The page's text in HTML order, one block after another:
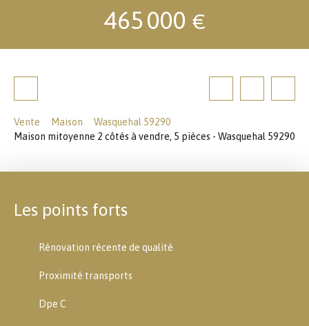
465 000 €
Vente Maison
Wasquehal 59290
Maison mitoyenne 2 côtés à vendre, 5 pièces - Wasquehal 59290
Les points forts
Rénovation récente de qualité
Proximité transports
Dpe C